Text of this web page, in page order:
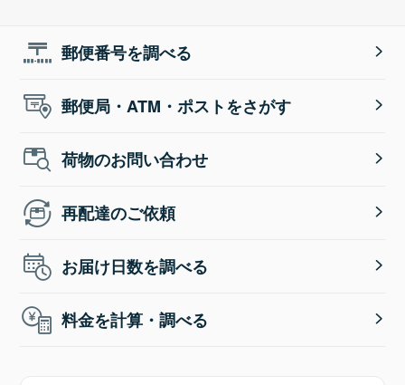
郵便番号を調べる
郵便局・ATM・ポストをさがす
荷物のお問い合わせ
再配達のご依頼
お届け日数を調べる
料金を計算・調べる